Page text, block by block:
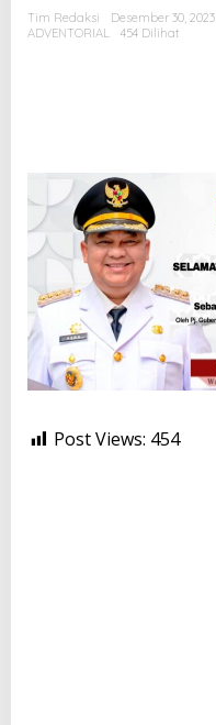
Tim Redaksi
Desember 30, 2023
ADVENTORIAL
454 Dilihat
Post Views: 454